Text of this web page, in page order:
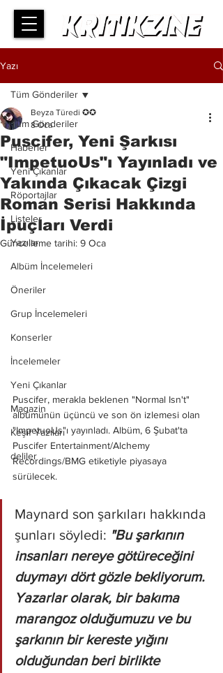
Yazı
Tüm Gönderiler
Haberler
Yeni Çıkanlar
Röportajlar
Listeler
Yazılar
Albüm İncelemeleri
Öneriler
Grup İncelemeleri
Konserler
İncelemeler
Yeni Çıkanlar
Magazin
Keşif Yazıları
deliler
Tüm Gönderiler
Puscifer, Yeni Şarkısı
"ImpetuoUs"ı Yayınladı ve
Yakında Çıkacak Çizgi
Roman Serisi Hakkında
İpuçları Verdi
Beyza Türedi ✪✪
8 Oca
Güncelleme tarihi: 9 Oca
Puscifer, merakla beklenen "Normal Isn't"
albümünün üçüncü ve son ön izlemesi olan
"ImpetuoUs"ı yayınladı. Albüm, 6 Şubat'ta
Puscifer Entertainment/Alchemy
Recordings/BMG etiketiyle piyasaya
sürülecek.
Maynard son şarkıları hakkında
şunları söyledi: "Bu şarkının
insanları nereye götüreceğini
duymayı dört gözle bekliyorum.
Yazarlar olarak, bir bakıma
marangoz olduğumuzu ve bu
şarkının bir kereste yığını
olduğundan beri birlikte